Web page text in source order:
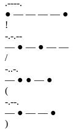
.----.
● — — — — ●
!
-.-.--
— ● — ● — —
/
-..-.
— ● ● — ●
(
-.--.
— ● — — ●
)